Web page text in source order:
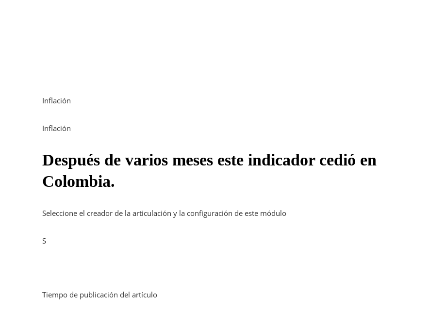
Inflación
Inflación
Después de varios meses este indicador cedió en
Colombia.
Seleccione el creador de la articulación y la configuración de este módulo
S
Tiempo de publicación del artículo